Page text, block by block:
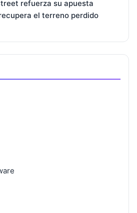
refuerza su apuesta
el terreno perdido